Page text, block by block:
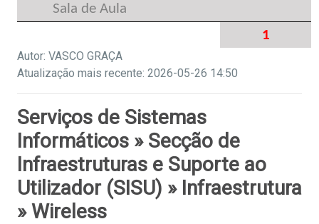
Sala de Aula
1
Autor: VASCO GRAÇA
Atualização mais recente: 2026-05-26 14:50
Serviços de Sistemas
Informáticos » Secção de
Infraestruturas e Suporte ao
Utilizador (SISU) » Infraestrutura
» Wireless